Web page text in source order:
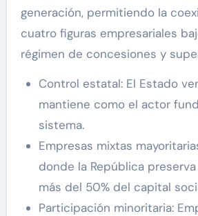
generación, permitiendo la
cuatro figuras empresariales
régimen de concesiones y
Control estatal: El Estado
mantiene como el actor
sistema.
Empresas mixtas
donde la República
más del 50% del capital
Participación minoritaria: